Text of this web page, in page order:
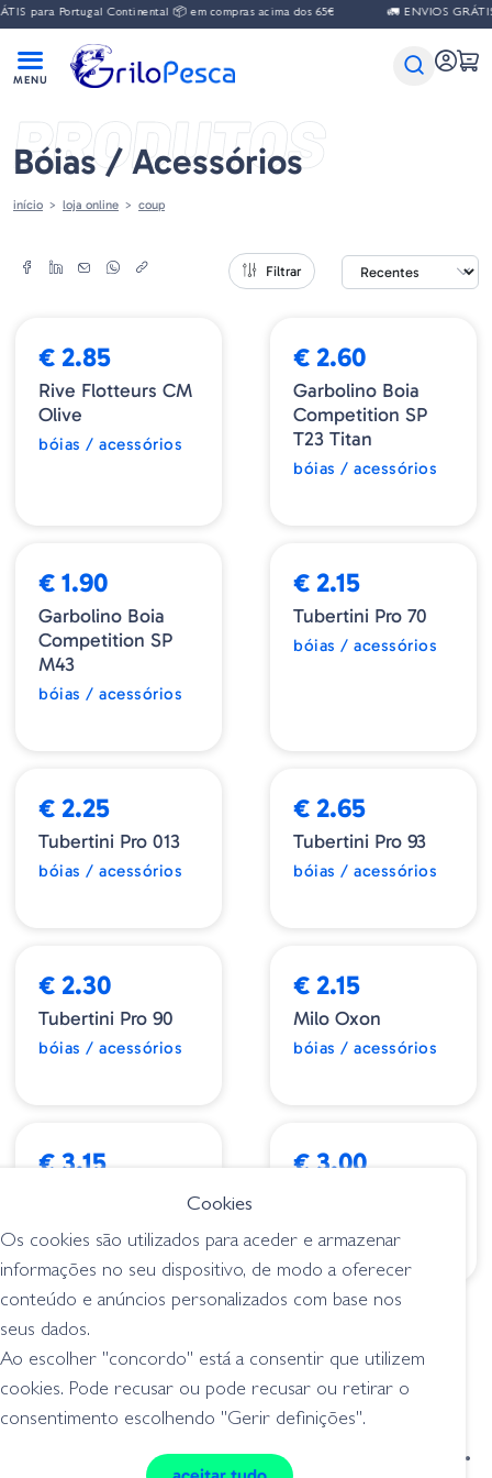
para Portugal Continental 📦 em compras acima dos 65€ 🚛 ENVIOS
PRODUTOS
Bóias / Acessórios
início loja online coup
Filtrar
€ 2.85
Rive Flotteurs CM
Olive
bóias / acessórios
€ 2.60
Garbolino Boia
Competition SP
T23 Titan
bóias / acessórios
€ 1.90
Garbolino Boia
Competition SP
M43
bóias / acessórios
€ 2.15
Tubertini Pro 70
bóias / acessórios
€ 2.25
Tubertini Pro 013
bóias / acessórios
€ 2.65
Tubertini Pro 93
bóias / acessórios
€ 2.30
Tubertini Pro 90
bóias / acessórios
€ 2.15
Milo Oxon
bóias / acessórios
€ 3.15 € 3.00
condições de venda
livro de reclamações
Cookies
Os cookies são utilizados para aceder e armazenar
informações no seu dispositivo, de modo a oferecer
conteúdo e anúncios personalizados com base nos
seus dados.
Ao escolher "concordo" está a consentir que utilizem
cookies. Pode recusar ou pode recusar ou retirar o
consentimento escolhendo "Gerir definições".